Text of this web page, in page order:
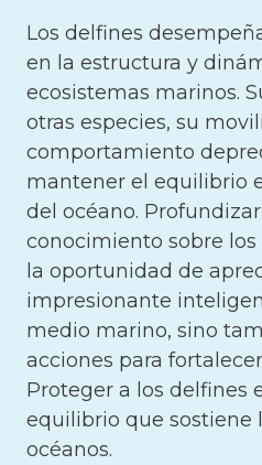
Los delfines
en la estructura y
ecosistemas marinos.
otras especies, su
comportamiento
mantener el equilibrio
del océano.
conocimiento sobre
la oportunidad de
impresionante
medio marino, sino
acciones para
Proteger a los delfines
equilibrio que sostiene
océanos.